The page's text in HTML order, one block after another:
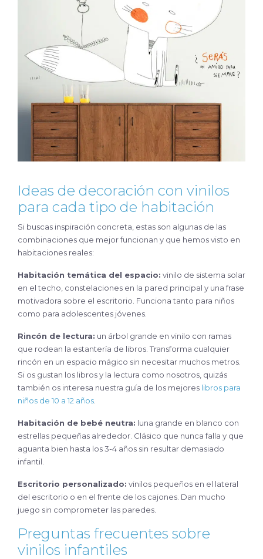
Ideas de decoración con vinilos
para cada tipo de habitación
Si buscas inspiración concreta, estas son algunas de las
combinaciones que mejor funcionan y que hemos visto en
habitaciones reales:
Habitación temática del espacio: vinilo de sistema solar
en el techo, constelaciones en la pared principal y una frase
motivadora sobre el escritorio. Funciona tanto para niños
como para adolescentes jóvenes.
Rincón de lectura: un árbol grande en vinilo con ramas
que rodean la estantería de libros. Transforma cualquier
rincón en un espacio mágico sin necesitar muchos metros.
Si os gustan los libros y la lectura como nosotros, quizás
también os interesa nuestra guía de los mejores libros para
niños de 10 a 12 años
Habitación de bebé neutra: luna grande en blanco con
estrellas pequeñas alrededor. Clásico que nunca falla y que
aguanta bien hasta los 3-4 años sin resultar demasiado
infantil.
Escritorio personalizado: vinilos pequeños en el lateral
del escritorio o en el frente de los cajones. Dan mucho
juego sin comprometer las paredes.
Preguntas frecuentes sobre
vinilos infantiles